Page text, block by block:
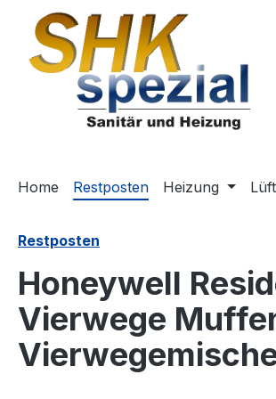
Hauptinhalt springen
Zur Suche springen
Zur Hauptnavigation springen
Home Restposten Heizung
Restposten
Honeywell
Vierwege